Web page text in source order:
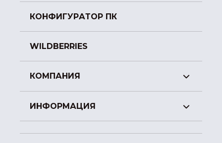
КОНФИГУРАТОР ПК
WILDBERRIES
КОМПАНИЯ
ИНФОРМАЦИЯ